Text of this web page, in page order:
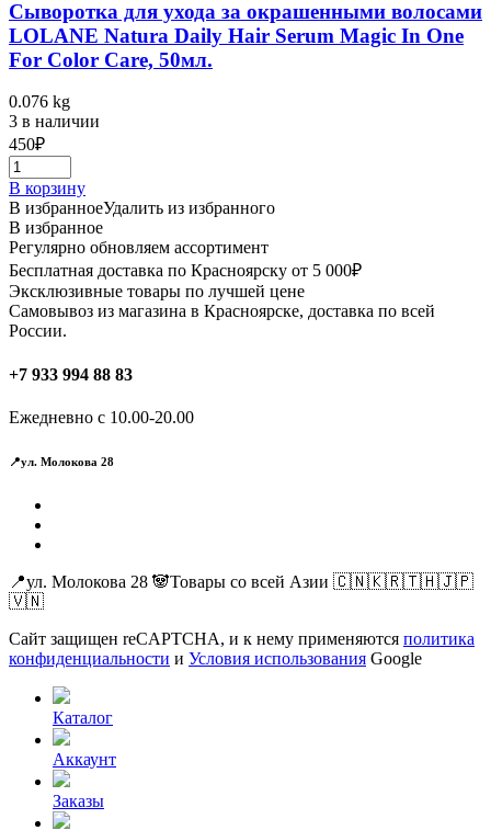
Сыворотка для ухода за окрашенными волосами
LOLANE Natura Daily Hair Serum Magic In One
For Color Care, 50мл.
0.076 kg
3 в наличии
450₽
В корзину
В избранноеУдалить из избранного
В избранное
Регулярно обновляем ассортимент
Бесплатная доставка по Красноярску от 5 000₽
Эксклюзивные товары по лучшей цене
Самовывоз из магазина в Красноярске, доставка по всей
России.
+7 933 994 88 83
Ежедневно с 10.00-20.00
📍ул. Молокова 28
📍ул. Молокова 28 🐼Товары со всей Азии 🇨🇳🇰🇷🇹🇭🇯🇵
🇻🇳
Сайт защищен reCAPTCHA, и к нему применяются политика
конфиденциальности и Условия использования Google
Каталог
Аккаунт
Заказы